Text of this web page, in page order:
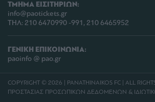
ΤΜΗΜΑ ΕΙΣΙΤΗΡΙΩΝ:
info@paotickets.gr
ΤΗΛ: 210 6470990 -991, 210 6465952
ΓΕΝΙΚΗ ΕΠΙΚΟΙΝΩΝΙΑ:
paoinfo @ pao.gr
COPYRIGHT © 2026 | PANATHINAIKOS FC | ALL
ΠΡΟΣΤΑΣΙΑΣ ΠΡΟΣΩΠΙΚΩΝ ΔΕΔΟΜΕΝΩΝ &